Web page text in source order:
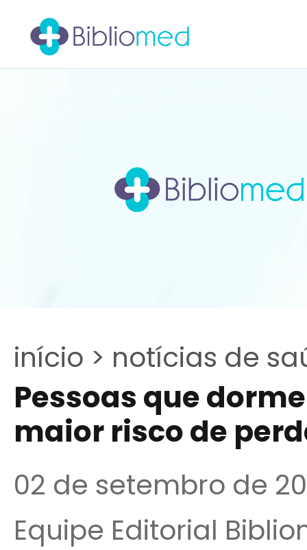
início > notícias de
Pessoas que
maior risco de
02 de setembro de
Equipe Editorial